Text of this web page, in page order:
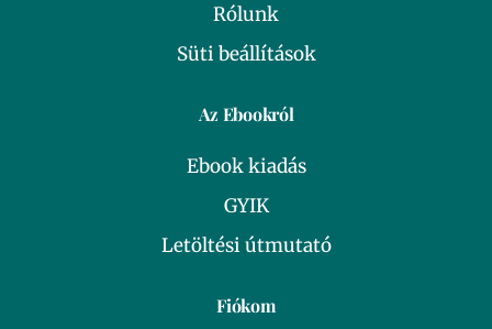
Rólunk
Süti beállítások
Az Ebookról
Ebook kiadás
GYIK
Letöltési útmutató
Fiókom